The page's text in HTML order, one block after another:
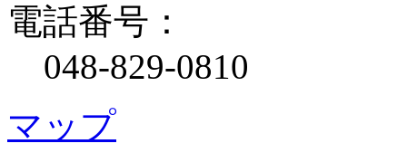
電話番号：
048-829-0810
マップ